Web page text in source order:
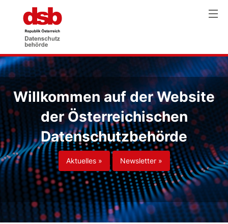
Willkommen auf der Website
der Österreichischen
Datenschutzbehörde
Aktuelles » Newsletter »